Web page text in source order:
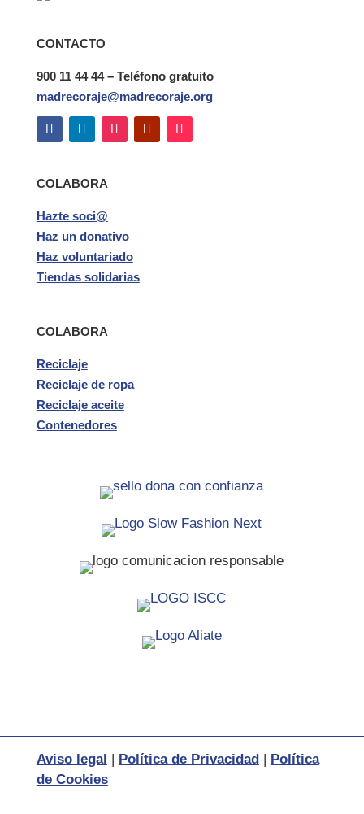
CONTACTO
900 11 44 44 – Teléfono gratuito
madrecoraje@madrecoraje.org
COLABORA
Hazte soci@
Haz un donativo
Haz voluntariado
Tiendas solidarias
COLABORA
Reciclaje
Reciclaje de ropa
Reciclaje aceite
Contenedores
Aviso legal | Política de Privacidad | Política
de Cookies